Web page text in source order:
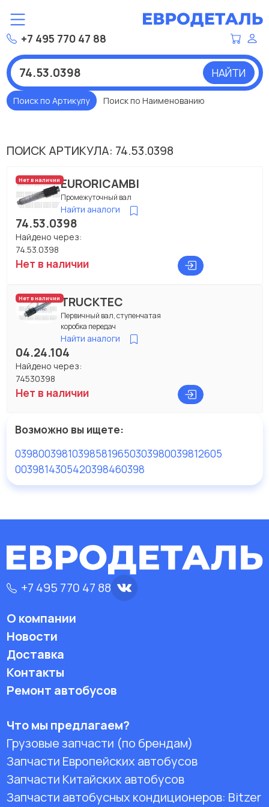
+7 495 770 47 88
НАЙТИ
Поиск по Артикулу Поиск по Наименованию
ПОИСК АРТИКУЛА: 74.53.0398
Нет в наличииEURORICAMBI
Промежуточный вал
Найти аналоги
74.53.0398
Найдено через:
74.53.0398
Нет в наличии
Нет в наличииTRUCKTEC
Первичный вал, ступенчатая
коробка передач
Найти аналоги
04.24.104
Найдено через:
74530398
Нет в наличии
Возможно вы ищете:
039800398103985819650303980039812605
0039814305420398460398
+7 495 770 47 88
О компании
Новости
Доставка
Контакты
Ремонт автобусов
Что мы предлагаем?
Грузовые запчасти (по брендам)
Запчасти Европейских автобусов
Запчасти Китайских автобусов
Запчасти автобусных кондиционеров: Bitzer